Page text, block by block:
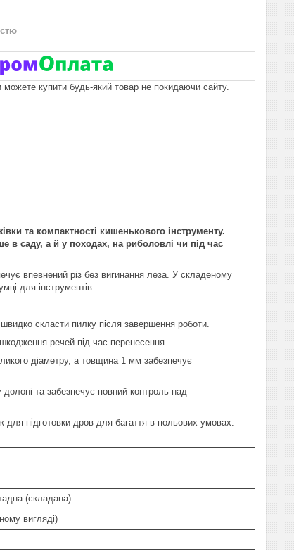
можете купити будь-який товар не покидаючи сайту.
та компактності кишенькового інструменту.
в саду, а й у походах, на риболовлі чи під час
впевнений різ без вигинання леза. У складеному
для інструментів.
скласти пилку після завершення роботи.
речей під час перенесення.
діаметру, а товщина 1 мм забезпечує
та забезпечує повний контроль над
підготовки дров для багаття в польових умовах.
(складана)
вигляді)